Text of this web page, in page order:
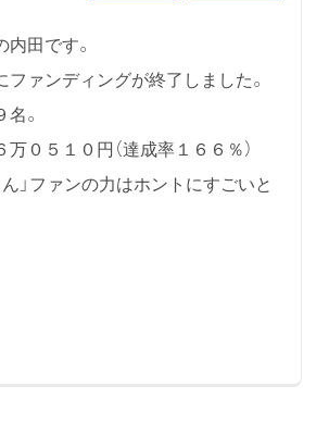
田です。
ファンディングが終了しました。
。
０５１０円（達成率１６６％）
」ファンの力はホントにすごいと